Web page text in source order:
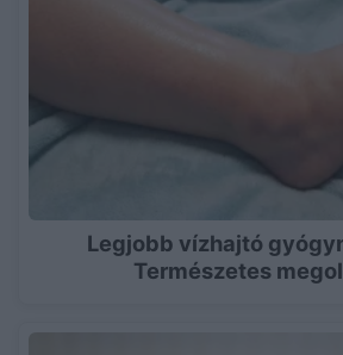
Legjobb vízhajtó
Természetes